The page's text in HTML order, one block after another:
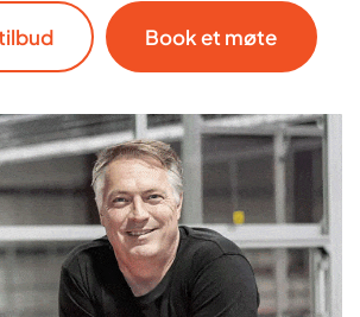
Book et møte